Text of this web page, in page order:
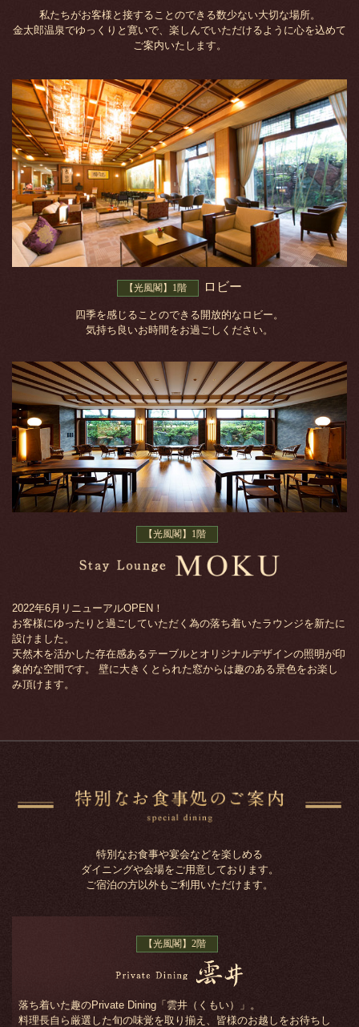
私たちがお客様と接することのできる数少ない大切な場所。
金太郎温泉でゆっくりと寛いで、楽しんでいただけるように心を込めて
ご案内いたします。
【光風閣】1階 ロビー
四季を感じることのできる開放的なロビー。
気持ち良いお時間をお過ごしください。
【光風閣】1階
2022年6月リニューアルOPEN！
お客様にゆったりと過ごしていただく為の落ち着いたラウンジを新たに
設けました。
天然木を活かした存在感あるテーブルとオリジナルデザインの照明が印
象的な空間です。 壁に大きくとられた窓からは趣のある景色をお楽し
み頂けます。
特別なお食事や宴会などを楽しめる
ダイニングや会場をご用意しております。
ご宿泊の方以外もご利用いただけます。
【光風閣】2階
落ち着いた趣のPrivate Dining「雲井（くもい）」。
料理長自ら厳選した旬の味覚を取り揃え、皆様のお越しをお待ちし